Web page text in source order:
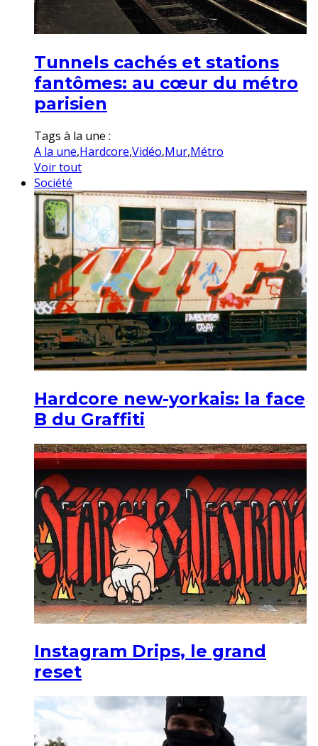
Tunnels cachés et stations
fantômes: au cœur du métro
parisien
Tags à la une :
A la une,Hardcore,Vidéo,Mur,Métro
Voir tout
Société
Hardcore new-yorkais: la face
B du Graffiti
Instagram Drips, le grand
reset